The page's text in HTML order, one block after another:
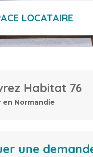
LOCATAIRE
Habitat 76
en Normandie
une